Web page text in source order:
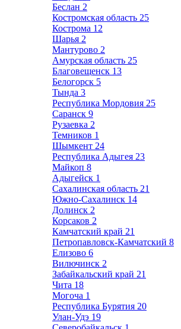
Беслан 2
Костромская область 25
Кострома 12
Шарья 2
Мантурово 2
Амурская область 25
Благовещенск 13
Белогорск 5
Тында 3
Республика Мордовия 25
Саранск 9
Рузаевка 2
Темников 1
Шымкент 24
Республика Адыгея 23
Майкоп 8
Адыгейск 1
Сахалинская область 21
Южно-Сахалинск 14
Долинск 2
Корсаков 2
Камчатский край 21
Петропавловск-Камчатский 8
Елизово 6
Вилючинск 2
Забайкальский край 21
Чита 18
Могоча 1
Республика Бурятия 20
Улан-Удэ 19